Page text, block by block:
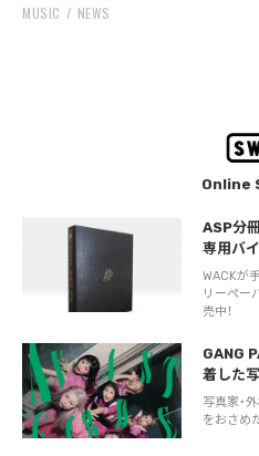
MUSIC NEWS
Online
ASP分
専用バ
WACKが
リーペー
売中！
GANG
着した
写真家・
をおさめ